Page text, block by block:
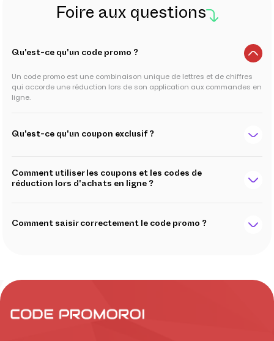
Foire aux questions
Qu'est-ce qu'un code promo ?
Un code promo est une combinaison unique de lettres et de chiffres
qui accorde une réduction lors de son application aux commandes en
ligne.
Qu'est-ce qu'un coupon exclusif ?
Comment utiliser les coupons et les codes de
réduction lors d'achats en ligne ?
Comment saisir correctement le code promo ?